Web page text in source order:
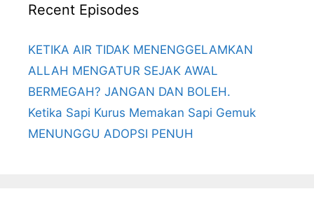
Recent Episodes
KETIKA AIR TIDAK MENENGGELAMKAN
ALLAH MENGATUR SEJAK AWAL
BERMEGAH? JANGAN DAN BOLEH.
Ketika Sapi Kurus Memakan Sapi Gemuk
MENUNGGU ADOPSI PENUH